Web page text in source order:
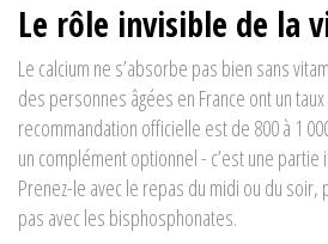
Le rôle invisible de la
Le calcium ne s’absorbe pas bien sans
des personnes âgées en France ont un
recommandation officielle est de 800 à 1
un complément optionnel - c’est une
Prenez-le avec le repas du midi ou du soir,
pas avec les bisphosphonates.